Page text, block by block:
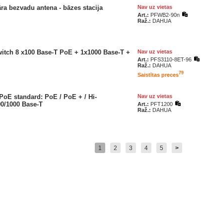
bezvadu antena - bāzes stacija
Nav uz vietas
Art.: PFWB2-90n
Raž.: DAHUA
8 x100 Base-T PoE + 1x1000 Base-T +
Nav uz vietas
Art.: PFS3110-8ET-96
Raž.: DAHUA
Saistītas preces79
standard: PoE / PoE + / Hi-
1000 Base-T
Nav uz vietas
Art.: PFT1200
Raž.: DAHUA
1 2 3 4 5 >